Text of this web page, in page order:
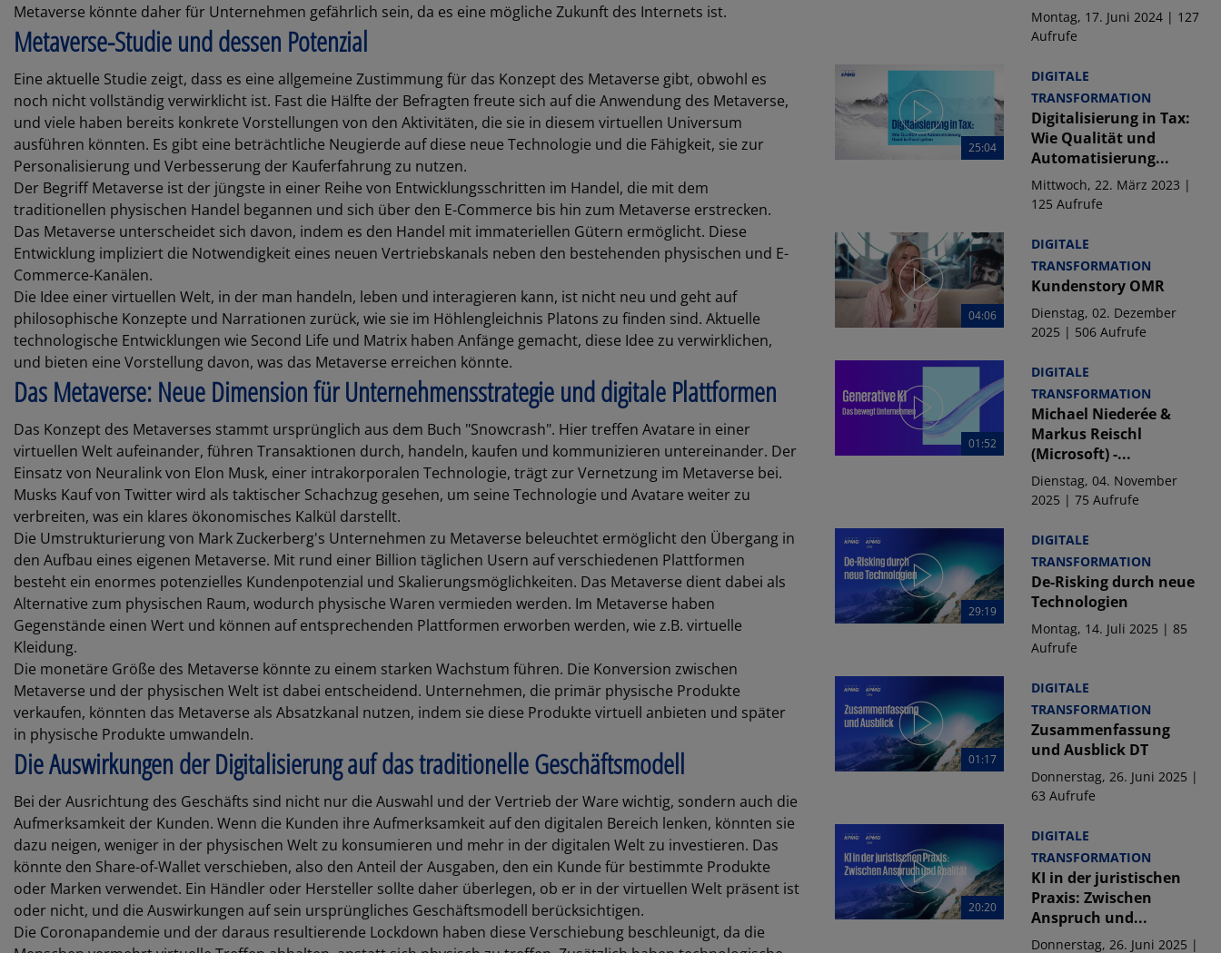
Metaverse könnte daher für Unternehmen gefährlich sein, da es eine mögliche Zukunft des Internets ist.
Metaverse-Studie und dessen Potenzial
Eine aktuelle Studie zeigt, dass es eine allgemeine Zustimmung für das Konzept des Metaverse gibt, obwohl es
noch nicht vollständig verwirklicht ist. Fast die Hälfte der Befragten freute sich auf die Anwendung des Metaverse,
und viele haben bereits konkrete Vorstellungen von den Aktivitäten, die sie in diesem virtuellen Universum
ausführen könnten. Es gibt eine beträchtliche Neugierde auf diese neue Technologie und die Fähigkeit, sie zur
Personalisierung und Verbesserung der Kauferfahrung zu nutzen.
Der Begriff Metaverse ist der jüngste in einer Reihe von Entwicklungsschritten im Handel, die mit dem
traditionellen physischen Handel begannen und sich über den E-Commerce bis hin zum Metaverse erstrecken.
Das Metaverse unterscheidet sich davon, indem es den Handel mit immateriellen Gütern ermöglicht. Diese
Entwicklung impliziert die Notwendigkeit eines neuen Vertriebskanals neben den bestehenden physischen und E-
Commerce-Kanälen.
Die Idee einer virtuellen Welt, in der man handeln, leben und interagieren kann, ist nicht neu und geht auf
philosophische Konzepte und Narrationen zurück, wie sie im Höhlengleichnis Platons zu finden sind. Aktuelle
technologische Entwicklungen wie Second Life und Matrix haben Anfänge gemacht, diese Idee zu verwirklichen,
und bieten eine Vorstellung davon, was das Metaverse erreichen könnte.
Das Metaverse: Neue Dimension für Unternehmensstrategie und digitale Plattformen
Das Konzept des Metaverses stammt ursprünglich aus dem Buch "Snowcrash". Hier treffen Avatare in einer
virtuellen Welt aufeinander, führen Transaktionen durch, handeln, kaufen und kommunizieren untereinander. Der
Einsatz von Neuralink von Elon Musk, einer intrakorporalen Technologie, trägt zur Vernetzung im Metaverse bei.
Musks Kauf von Twitter wird als taktischer Schachzug gesehen, um seine Technologie und Avatare weiter zu
verbreiten, was ein klares ökonomisches Kalkül darstellt.
Die Umstrukturierung von Mark Zuckerberg's Unternehmen zu Metaverse beleuchtet ermöglicht den Übergang in
den Aufbau eines eigenen Metaverse. Mit rund einer Billion täglichen Usern auf verschiedenen Plattformen
besteht ein enormes potenzielles Kundenpotenzial und Skalierungsmöglichkeiten. Das Metaverse dient dabei als
Alternative zum physischen Raum, wodurch physische Waren vermieden werden. Im Metaverse haben
Gegenstände einen Wert und können auf entsprechenden Plattformen erworben werden, wie z.B. virtuelle
Kleidung.
Die monetäre Größe des Metaverse könnte zu einem starken Wachstum führen. Die Konversion zwischen
Metaverse und der physischen Welt ist dabei entscheidend. Unternehmen, die primär physische Produkte
verkaufen, könnten das Metaverse als Absatzkanal nutzen, indem sie diese Produkte virtuell anbieten und später
in physische Produkte umwandeln.
Die Auswirkungen der Digitalisierung auf das traditionelle Geschäftsmodell
Bei der Ausrichtung des Geschäfts sind nicht nur die Auswahl und der Vertrieb der Ware wichtig, sondern auch die
Aufmerksamkeit der Kunden. Wenn die Kunden ihre Aufmerksamkeit auf den digitalen Bereich lenken, könnten sie
dazu neigen, weniger in der physischen Welt zu konsumieren und mehr in der digitalen Welt zu investieren. Das
könnte den Share-of-Wallet verschieben, also den Anteil der Ausgaben, den ein Kunde für bestimmte Produkte
oder Marken verwendet. Ein Händler oder Hersteller sollte daher überlegen, ob er in der virtuellen Welt präsent ist
oder nicht, und die Auswirkungen auf sein ursprüngliches Geschäftsmodell berücksichtigen.
Die Coronapandemie und der daraus resultierende Lockdown haben diese Verschiebung beschleunigt, da die
Montag, 17. Juni 2024 | 127
Aufrufe
25:04
DIGITALE
TRANSFORMATION
Digitalisierung in Tax:
Wie Qualität und
Automatisierung...
Mittwoch, 22. März 2023 |
125 Aufrufe
04:06
DIGITALE
TRANSFORMATION
Kundenstory OMR
Dienstag, 02. Dezember
2025 | 506 Aufrufe
01:52
DIGITALE
TRANSFORMATION
Michael Niederée &
Markus Reischl
(Microsoft) -...
Dienstag, 04. November
2025 | 75 Aufrufe
29:19
DIGITALE
TRANSFORMATION
De-Risking durch neue
Technologien
Montag, 14. Juli 2025 | 85
Aufrufe
01:17
DIGITALE
TRANSFORMATION
Zusammenfassung
und Ausblick DT
Donnerstag, 26. Juni 2025 |
63 Aufrufe
20:20
DIGITALE
TRANSFORMATION
KI in der juristischen
Praxis: Zwischen
Anspruch und...
Donnerstag, 26. Juni 2025 |